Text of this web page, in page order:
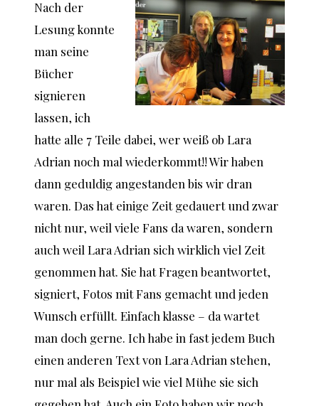
Nach der
Lesung konnte
man seine
Bücher
signieren
lassen, ich
hatte alle 7 Teile dabei, wer weiß ob Lara
Adrian noch mal wiederkommt!! Wir haben
dann geduldig angestanden bis wir dran
waren. Das hat einige Zeit gedauert und zwar
nicht nur, weil viele Fans da waren, sondern
auch weil Lara Adrian sich wirklich viel Zeit
genommen hat. Sie hat Fragen beantwortet,
signiert, Fotos mit Fans gemacht und jeden
Wunsch erfüllt. Einfach klasse – da wartet
man doch gerne. Ich habe in fast jedem Buch
einen anderen Text von Lara Adrian stehen,
nur mal als Beispiel wie viel Mühe sie sich